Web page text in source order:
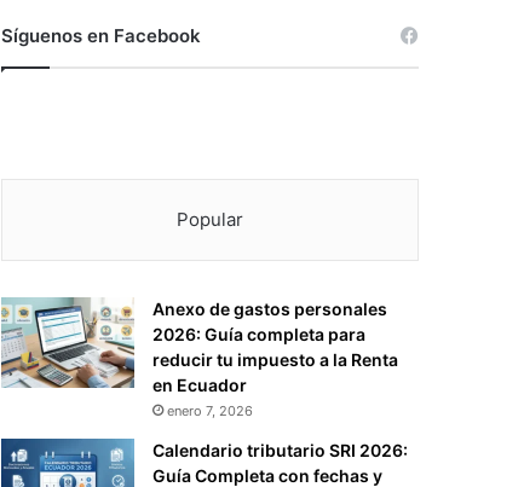
Síguenos en Facebook
Popular
Anexo de gastos personales
2026: Guía completa para
reducir tu impuesto a la Renta
en Ecuador
enero 7, 2026
Calendario tributario SRI 2026:
Guía Completa con fechas y